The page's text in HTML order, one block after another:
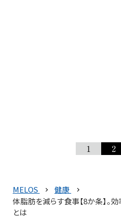
1 2
MELOS
健康
体脂肪を減らす食事【8か条】。
とは